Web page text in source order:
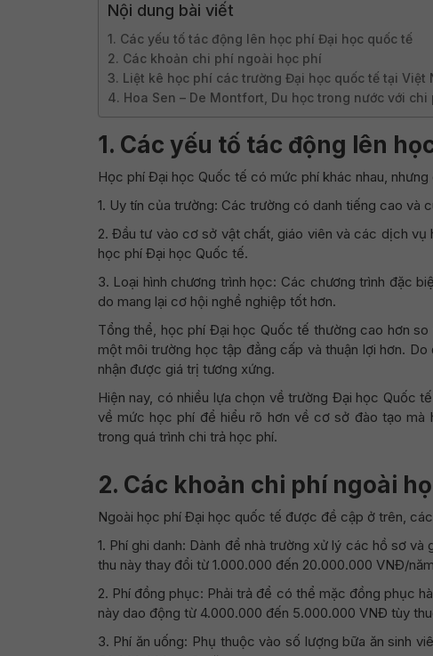
Nội dung bài viết
1. Các yếu tố tác động lên học phí Đại học quốc tế
2. Các khoản chi phí ngoài học phí
3. Liệt kê học phí các trường Đại học quốc tế tại Việt
4. Hoa Sen – De Montfort, Du học trong nước với chi
1. Các yếu tố tác động lên
Học phí Đại học Quốc tế có mức phí khác nhau,
1. Uy tín của trường: Các trường có danh tiếng cao
2. Đầu tư vào cơ sở vật chất, giáo viên và các dịch
học phí Đại học Quốc tế.
3. Loại hình chương trình học: Các chương trình đặc
do mang lại cơ hội nghề nghiệp tốt hơn.
Tổng thể, học phí Đại học Quốc tế thường cao hơn
một môi trường học tập đẳng cấp và thuận lợi hơn.
nhận được giá trị tương xứng.
Hiện nay, có nhiều lựa chọn về trường Đại học Quốc
về mức học phí để hiểu rõ hơn về cơ sở đào tạo
trong quá trình chi trả học phí.
2. Các khoản chi phí ngoài
Ngoài học phí Đại học quốc tế được đề cập ở trên,
1. Phí ghi danh: Dành để nhà trường xử lý các hồ sơ
thu này thay đổi từ 1.000.000 đến 20.000.000 VNĐ/
2. Phí đồng phục: Phải trả để có thể mặc đồng phục
này dao động từ 4.000.000 đến 5.000.000 VNĐ tùy
3. Phí ăn uống: Phụ thuộc vào số lượng bữa ăn sinh